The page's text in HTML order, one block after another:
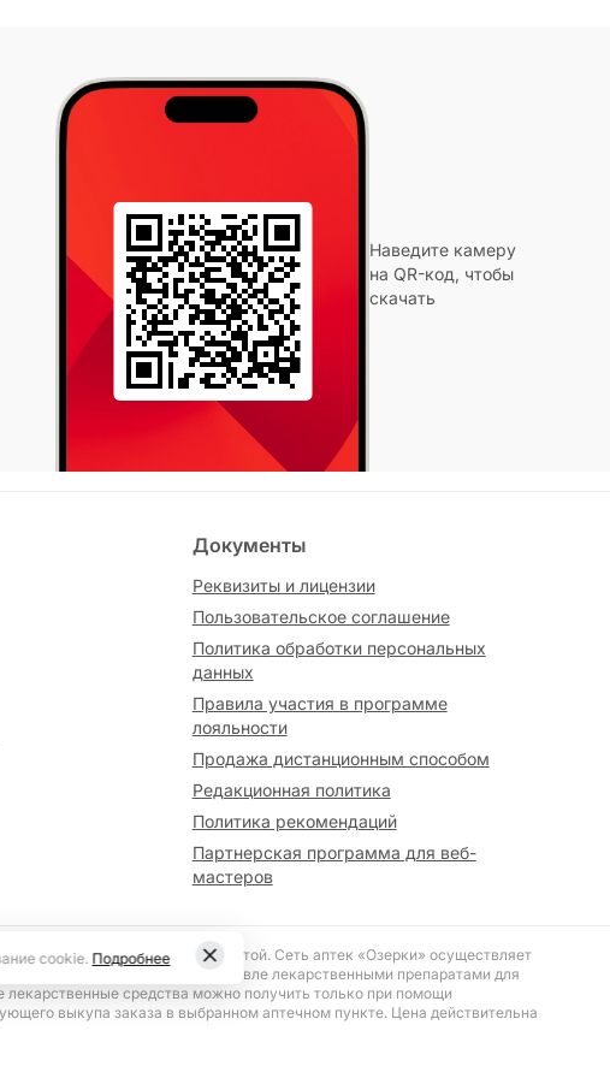
Наведите камеру
на QR-код, чтобы
скачать
Документы
Реквизиты и лицензии
Пользовательское соглашение
Политика обработки персональных
данных
Правила участия в программе
лояльности
Продажа дистанционным способом
Редакционная политика
Политика рекомендаций
Партнерская программа для веб-
мастеров
и не является публичной офертой. Сеть аптек «Озерки» осуществляет
№ 187 «О розничной торговле лекарственными препаратами для
средства можно получить только при помощи
выкупа заказа в выбранном аптечном пункте. Цена действительна
cookie. Подробнее